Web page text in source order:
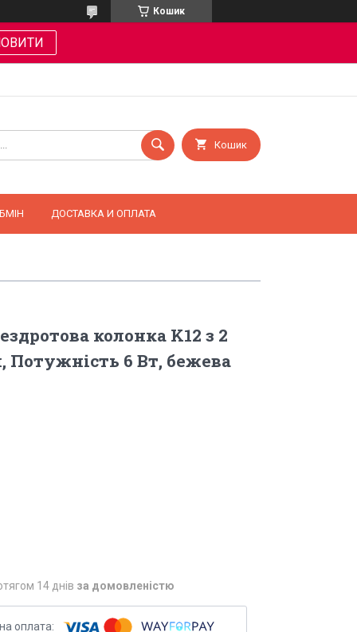
Кошик
Кошик
ДОСТАВКА И ОПЛАТА
колонка K12 з 2
Потужність 6 Вт, бежева
14 днів за домовленістю